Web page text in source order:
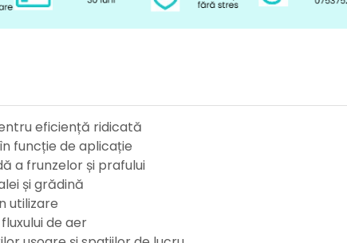
eficiență ridicată
funcție de aplicație
a frunzelor și prafului
și grădină
utilizare
de aer